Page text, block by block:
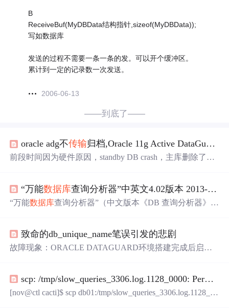
B
ReceiveBuf(MyDBData结构指针,sizeof(MyDBData));
写如数据库
发送的过程不需要一条一条的发。可以开个缓冲区。
累计到一定的记录数一次发送。
2006-06-13
——到底了——
oracle adg不传输归档,Oracle 11g Active DataGuard(ADG) 优化及 duplicate hang 诊断案例
前段时间因为硬件原因，standby DB crash，主库删除了日
据库 70TB 大小， 闲时每天1T归档日志， 忙时每天可达4T
+归档， 之前朋友重建DG一直使用主机上一个shell 放后
“万能数据库查询分析器”中英文4.02版本 2013-4-3日已在国内几大软件下载网站发布，敬请使用
“万能数据库查询分析器”（中文版本《DB 查询分析器》、
马根峰的希望就是，有朝一日，能够跟Sybase、Embarcader
o、微软等软件开发商合作（比如集成到他们的软件开发工
致命的db_unique_name笔误引发的悲剧
故障现象：ORACLE DATAGUARD环境搭建完成后启动
2 Errors in file /home/oracle/admin/port/b...
scp: /tmp/slow_queries_3306.log.1128_0000: Permission denied
[nov@ctl cacti]$ scp db01:/tmp/slow_queries_3306.log.1128_00